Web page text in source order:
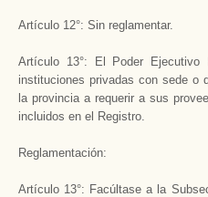
Artículo 12°: Sin reglamentar.
Artículo 13°: El Poder Ejecutivo
instituciones privadas con sede o
la provincia a requerir a sus
incluidos en el Registro.
Reglamentación:
Artículo 13°: Facúltase a la